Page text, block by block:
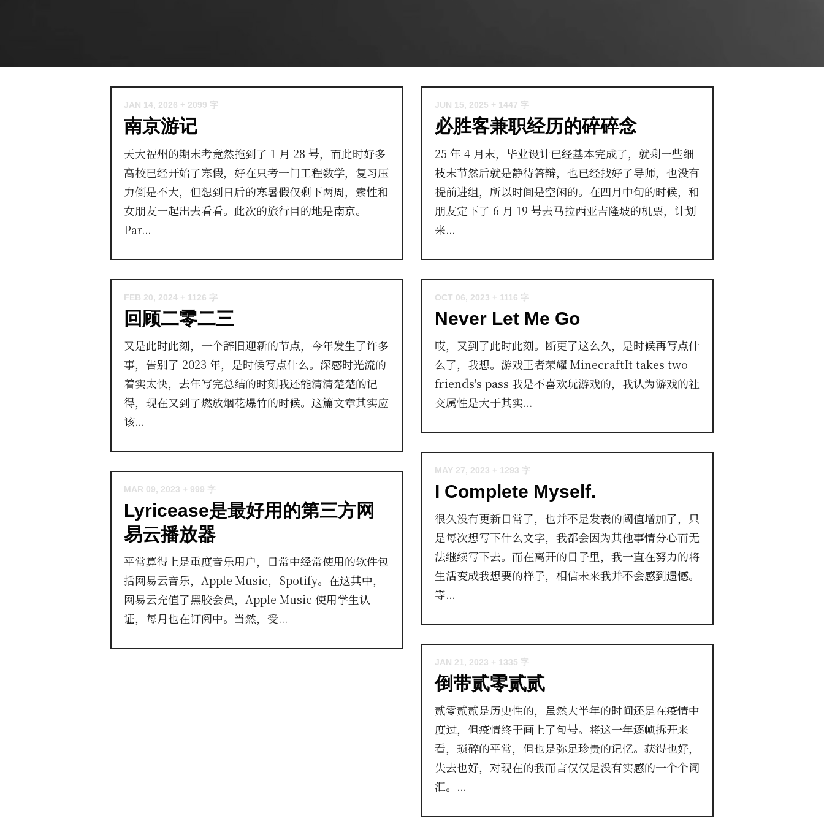
JAN 14, 2026 + 2099 字
南京游记
天大福州的期末考竟然拖到了 1 月 28 号，而此时好多
高校已经开始了寒假，好在只考一门工程数学，复习压
力倒是不大，但想到日后的寒暑假仅剩下两周，索性和
女朋友一起出去看看。此次的旅行目的地是南京。
Par...
JUN 15, 2025 + 1447 字
必胜客兼职经历的碎碎念
25 年 4 月末，毕业设计已经基本完成了，就剩一些细
枝末节然后就是静待答辩，也已经找好了导师，也没有
提前进组，所以时间是空闲的。在四月中旬的时候，和
朋友定下了 6 月 19 号去马拉西亚吉隆坡的机票，计划
来...
FEB 20, 2024 + 1126 字
回顾二零二三
又是此时此刻，一个辞旧迎新的节点，今年发生了许多
事，告别了 2023 年，是时候写点什么。深感时光流的
着实太快，去年写完总结的时刻我还能清清楚楚的记
得，现在又到了燃放烟花爆竹的时候。这篇文章其实应
该...
OCT 06, 2023 + 1116 字
Never Let Me Go
哎，又到了此时此刻。断更了这么久，是时候再写点什
么了，我想。游戏王者荣耀 MinecraftIt takes two
friends's pass 我是不喜欢玩游戏的，我认为游戏的社
交属性是大于其实...
MAY 27, 2023 + 1293 字
I Complete Myself.
很久没有更新日常了，也并不是发表的阈值增加了，只
是每次想写下什么文字，我都会因为其他事情分心而无
法继续写下去。而在离开的日子里，我一直在努力的将
生活变成我想要的样子，相信未来我并不会感到遗憾。
等...
MAR 09, 2023 + 999 字
Lyricease是最好用的第三方网
易云播放器
平常算得上是重度音乐用户，日常中经常使用的软件包
括网易云音乐，Apple Music，Spotify。在这其中，
网易云充值了黑胶会员，Apple Music 使用学生认
证，每月也在订阅中。当然，受...
JAN 21, 2023 + 1335 字
倒带贰零贰贰
贰零贰贰是历史性的，虽然大半年的时间还是在疫情中
度过，但疫情终于画上了句号。将这一年逐帧拆开来
看，琐碎的平常，但也是弥足珍贵的记忆。获得也好，
失去也好，对现在的我而言仅仅是没有实感的一个个词
汇。...